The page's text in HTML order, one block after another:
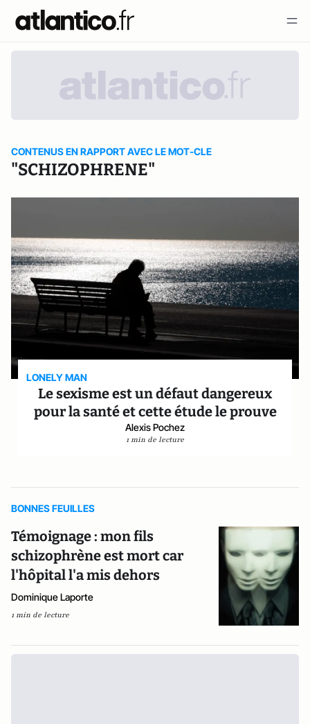
CONTENUS EN RAPPORT AVEC LE MOT-CLE
"SCHIZOPHRENE"
LONELY MAN
Le sexisme est un défaut dangereux
pour la santé et cette étude le prouve
Alexis Pochez
1 min de lecture
BONNES FEUILLES
Témoignage : mon fils
schizophrène est mort car
l'hôpital l'a mis dehors
Dominique Laporte
1 min de lecture